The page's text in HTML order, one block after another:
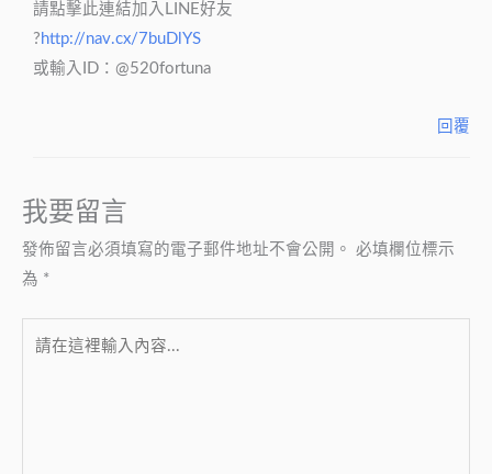
請點擊此連結加入LINE好友
? http://nav.cx/7buDlYS
或輸入ID：@520fortuna
回覆
我要留言
發佈留言必須填寫的電子郵件地址不會公開。 必填欄位標示
為 *